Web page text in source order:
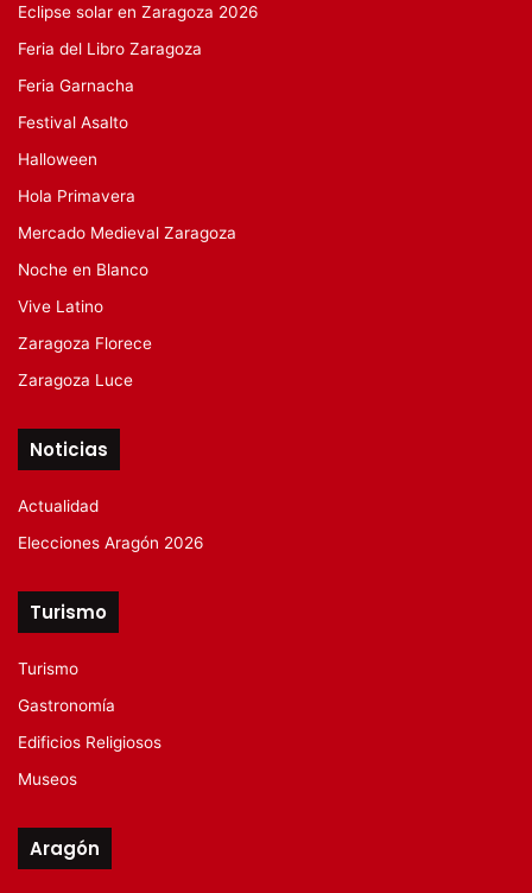
Eclipse solar en Zaragoza 2026
Feria del Libro Zaragoza
Feria Garnacha
Festival Asalto
Halloween
Hola Primavera
Mercado Medieval Zaragoza
Noche en Blanco
Vive Latino
Zaragoza Florece
Zaragoza Luce
Noticias
Actualidad
Elecciones Aragón 2026
Turismo
Turismo
Gastronomía
Edificios Religiosos
Museos
Aragón